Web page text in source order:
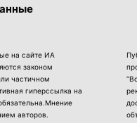
на сайте ИА
законом
частичном
гиперссылка на
авторов.